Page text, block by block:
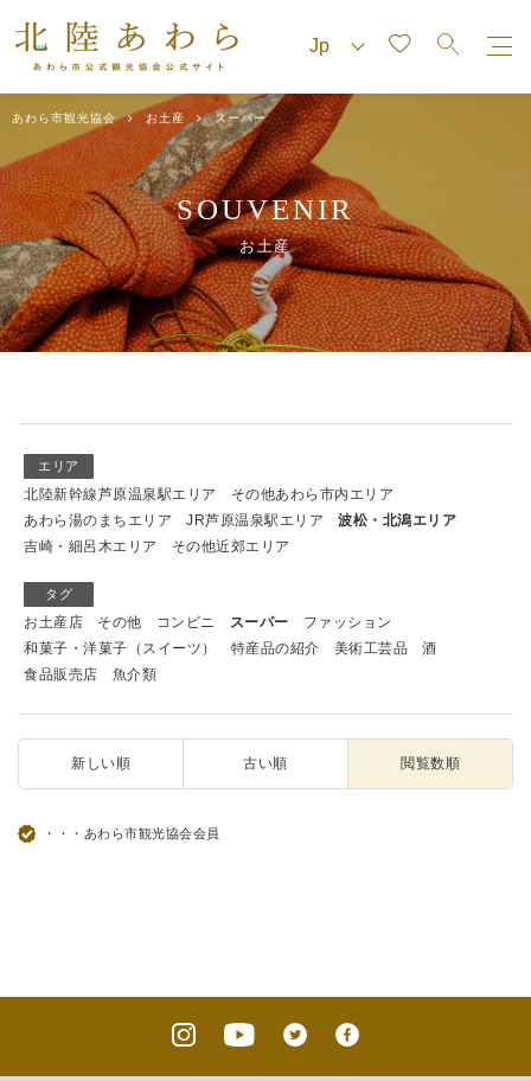
あわら市観光協会 お土産 スーパー
SOUVENIR
お土産
エリア
北陸新幹線芦原温泉駅エリア
その他あわら市内エリア
あわら湯のまちエリア
JR芦原温泉駅エリア
波松・北潟エリア
吉崎・細呂木エリア
その他近郊エリア
タグ
お土産店 その他 コンビニ スーパー
ファッション
和菓子・洋菓子（スイーツ）
特産品の紹介 美術工芸品
酒
食品販売店
魚介類
新しい順 古い順 閲覧数順
・・・あわら市観光協会会員